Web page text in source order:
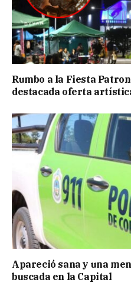
Rumbo a la Fiesta
destacada oferta
Apareció sana y una
buscada en la Capital